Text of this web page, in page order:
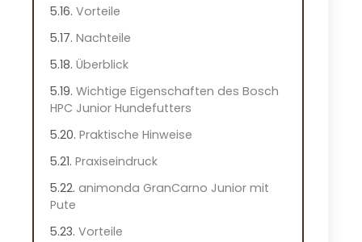
Vorteile
Nachteile
Überblick
Wichtige Eigenschaften des Bosch
HPC Junior Hundefutters
Praktische Hinweise
Praxiseindruck
animonda GranCarno Junior mit
Pute
Vorteile